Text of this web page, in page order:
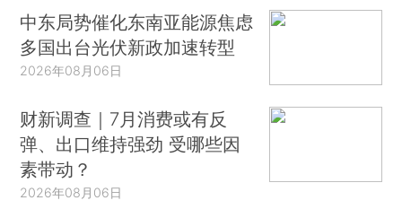
中东局势催化东南亚能源焦虑
多国出台光伏新政加速转型
2026年08月06日
财新调查｜7月消费或有反
弹、出口维持强劲 受哪些因
素带动？
2026年08月06日